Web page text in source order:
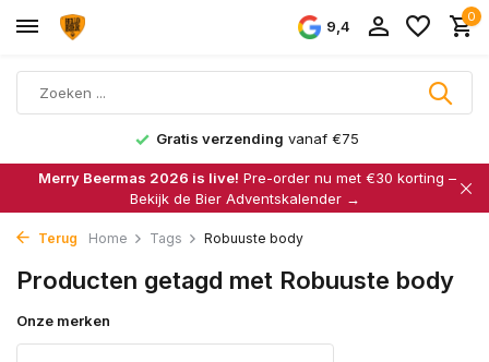
9,4
0
Gratis verzending vanaf €75
Merry Beermas 2026 is live! Pre-order nu met €30 korting –
Bekijk de Bier Adventskalender →
Terug Home Tags Robuuste body
Producten getagd met Robuuste body
Onze merken